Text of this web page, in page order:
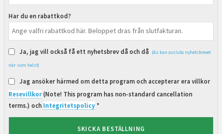
Har du en rabattkod?
Ja, jag vill också få ett nyhetsbrev då och då (du kan avsluta nyhetsbrevet
när som helst)
Jag ansöker härmed om detta program och accepterar era villkor
Resevillkor(Note! This program has non-standard cancellation
terms.) och Integritetspolicy*
SKICKA BESTÄLLNING